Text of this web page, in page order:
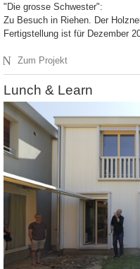
"Die grosse Schwester":
Zu Besuch in Riehen. Der
Fertigstellung ist für Dezember
N Zum Projekt
Lunch & Learn